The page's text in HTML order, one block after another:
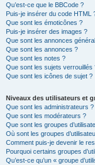
Qu’est-ce que le BBCode ?
Puis-je insérer du code HTML
Que sont les émoticônes ?
Puis-je insérer des images ?
Que sont les annonces
Que sont les annonces ?
Que sont les notes ?
Que sont les sujets verrouillés
Que sont les icônes de sujet ?
Niveaux des utilisateurs et
Que sont les administrateurs ?
Que sont les modérateurs ?
Que sont les groupes
Où sont les groupes
Comment puis-je devenir le
Pourquoi certains groupes
Qu’est-ce qu’un « groupe